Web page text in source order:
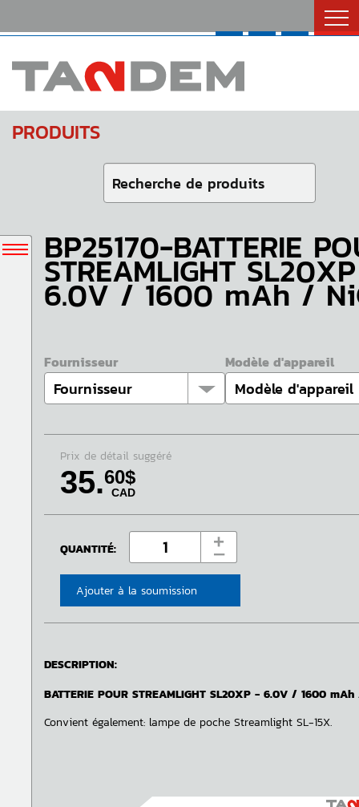
Catalogues
Nous Joindre
English
PRODUITS
BP25170-BATTERIE
STREAMLIGHT
6.0V / 1600 mAh /
Fournisseur Modèle d'appareil
Prix de détail suggéré
35.60$
CAD
QUANTITÉ: +
‒
Ajouter à la soumission
DESCRIPTION:
BATTERIE POUR STREAMLIGHT SL20XP - 6.0V / 1600
Convient également: lampe de poche Streamlight SL-15X.